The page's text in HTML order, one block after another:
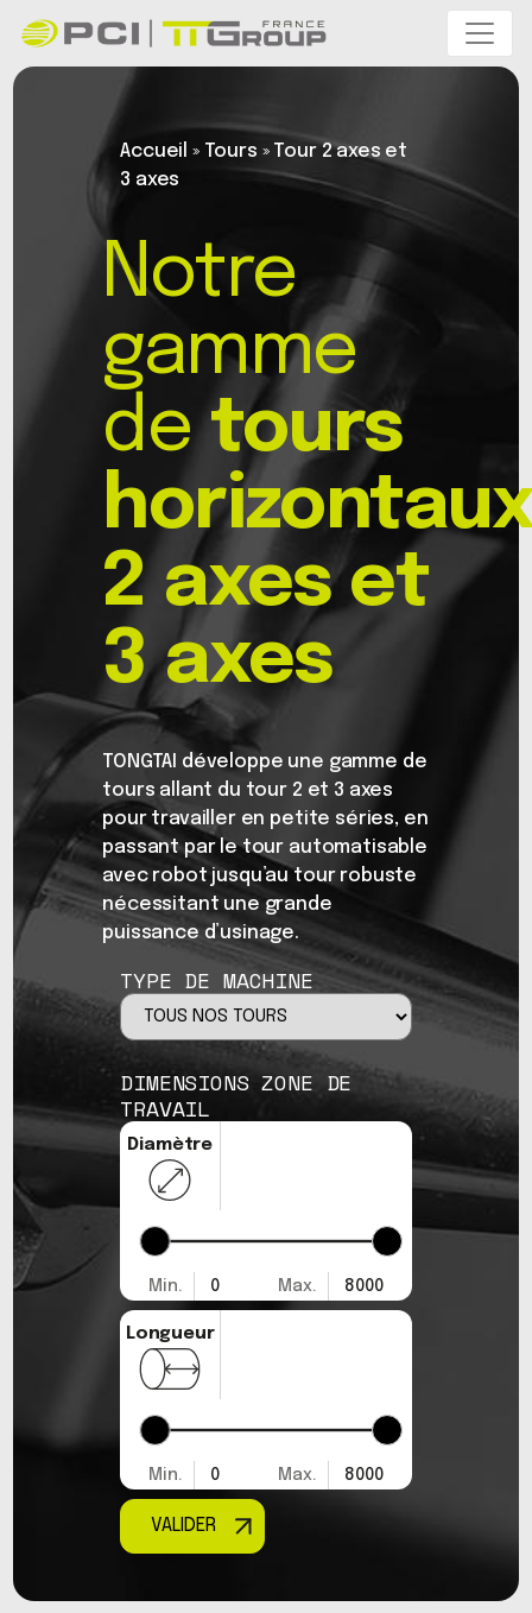
Accueil » Tours » Tour 2 axes et
3 axes
Notre
gamme
detours
2 axes et
3 axes
TONGTAI développe une gamme de
tours allant du tour 2 et 3 axes
pour travailler en petite séries, en
passant par le tour automatisable
avec robot jusqu’au tour robuste
nécessitant une grande
puissance d’usinage.
TYPE DE MACHINE
DIMENSIONS ZONE DE
TRAVAIL
Diamètre
Min. 0 Max. 8000
Longueur
Min. 0 Max. 8000
VALIDER